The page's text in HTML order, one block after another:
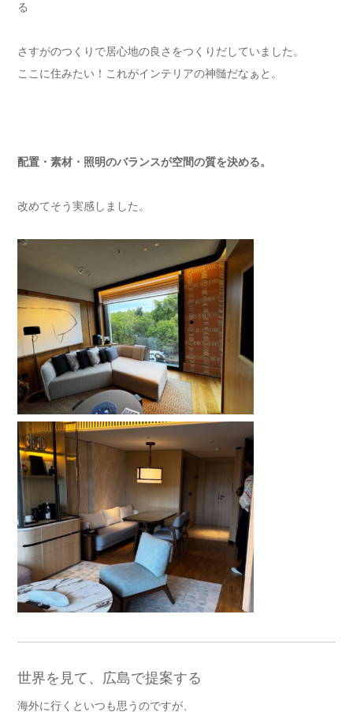
る
さすがのつくりで居心地の良さをつくりだしていました。
ここに住みたい！これがインテリアの神髄だなぁと。
配置・素材・照明のバランスが空間の質を決める。
改めてそう実感しました。
世界を見て、広島で提案する
海外に行くといつも思うのですが、